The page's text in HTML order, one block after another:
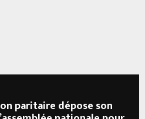
paritaire dépose son